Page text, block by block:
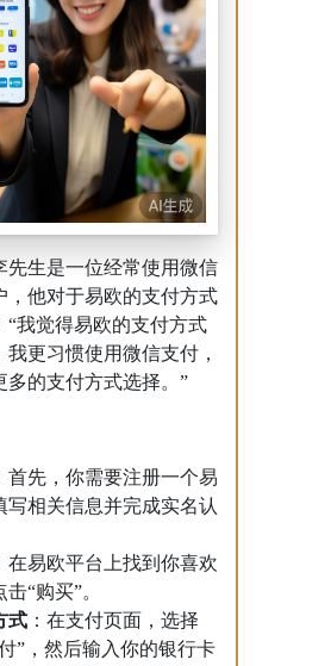
先生是一位经常使用微信
，他对于易欧的支付方式
“我觉得易欧的支付方式
我更习惯使用微信支付，
多的支付方式选择。”
首先，你需要注册一个易
写相关信息并完成实名认
在易欧平台上找到你喜欢
“购买”。
式 ：在支付页面，选择
”，然后输入你的银行卡